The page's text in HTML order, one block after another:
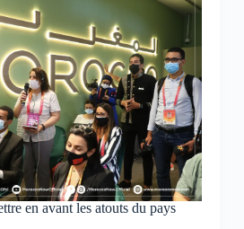
en avant les atouts du pays